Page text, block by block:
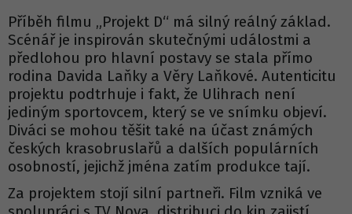
Příběh filmu „Projekt D“ má silný reálný základ.
Scénář je inspirován skutečnými událostmi a
předlohou pro hlavní postavy se stala přímo
rodina Davida Laňky a Věry Laňkové. Autenticitu
projektu podtrhuje i fakt, že Ulihrach není
jediným sportovcem, který se ve snímku objeví.
Diváci se mohou těšit také na účast známých
českých krasobruslařů a dalších populárních
osobností, jejichž jména zatím produkce tají.
Za projektem stojí silní partneři. Film vzniká ve